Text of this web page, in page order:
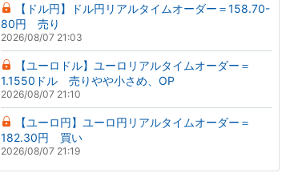
【ドル円】ドル円リアルタイムオーダー＝158.70-
80円 売り
2026/08/07 21:03
【ユーロドル】ユーロリアルタイムオーダー＝
1.1550ドル 売りやや小さめ、OP
2026/08/07 21:10
【ユーロ円】ユーロ円リアルタイムオーダー＝
182.30円 買い
2026/08/07 21:19